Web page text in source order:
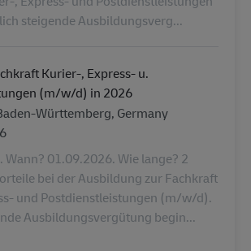
steigende Ausbildungsverg...
Kurier-, Express- u.
(m/w/d) in 2026
Württemberg, Germany
Wann? 01.09.2026. Wie lange? 2
bei der Ausbildung zur Fachkraft
und Postdienstleistungen (m/w/d).
Ausbildungsvergütung begin...